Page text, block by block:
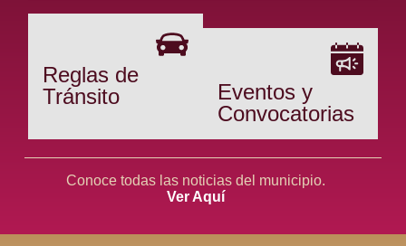
Reglas de
Tránsito
Eventos y
Convocatorias
Conoce todas las noticias del municipio.
Ver Aquí